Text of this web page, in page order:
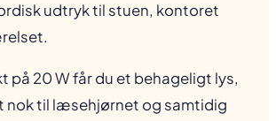
udtryk til stuen, kontoret
på 20 W får du et behageligt lys,
nok til læsehjørnet og samtidig